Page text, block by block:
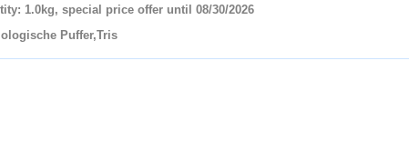
1.0kg, special price offer until 08/30/2026
Puffer,Tris